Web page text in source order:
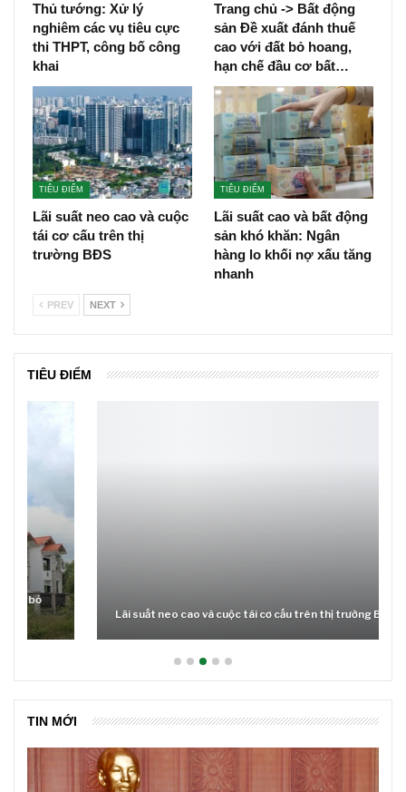
Thủ tướng: Xử lý
nghiêm các vụ tiêu cực
thi THPT, công bố công
khai
Trang chủ -> Bất động
sản Đề xuất đánh thuế
cao với đất bỏ hoang,
hạn chế đầu cơ bất…
TIÊU ĐIỂM
Lãi suất neo cao và cuộc
tái cơ cấu trên thị
trường BĐS
TIÊU ĐIỂM
Lãi suất cao và bất động
sản khó khăn: Ngân
hàng lo khối nợ xấu tăng
nhanh
PREV NEXT
TIÊU ĐIỂM
Lãi suất neo cao và cuộc tái cơ cấu trên thị trường BĐS
TIN MỚI